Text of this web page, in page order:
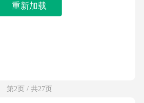
重新加载
第2页 / 共27页